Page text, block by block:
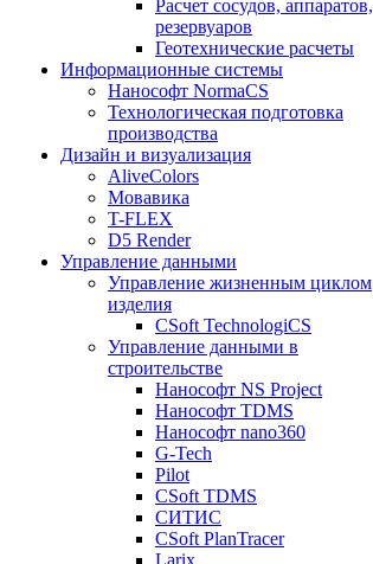
Расчет сосудов, аппаратов,
резервуаров
Геотехнические расчеты
Информационные системы
Нанософт NormaCS
Технологическая подготовка
производства
Дизайн и визуализация
AliveColors
Мовавика
T-FLEX
D5 Render
Управление данными
Управление жизненным циклом
изделия
CSoft TechnologiCS
Управление данными в
строительстве
Нанософт NS Project
Нанософт TDMS
Нанософт nano360
G-Tech
Pilot
CSoft TDMS
СИТИС
CSoft PlanTracer
Larix